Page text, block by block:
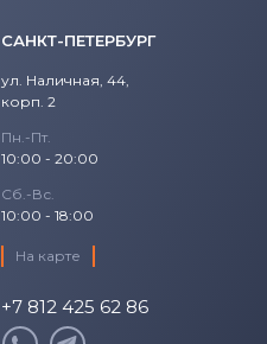
САНКТ-ПЕТЕРБУРГ
ул. Наличная, 44,
корп. 2
Пн.-Пт.
10:00 - 20:00
Сб.-Вс.
10:00 - 18:00
На карте
+7 812 425 62 86